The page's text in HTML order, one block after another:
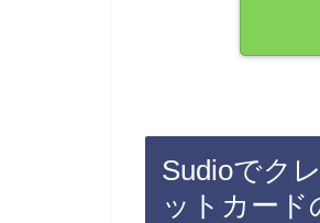
Sudioでク
ットカード